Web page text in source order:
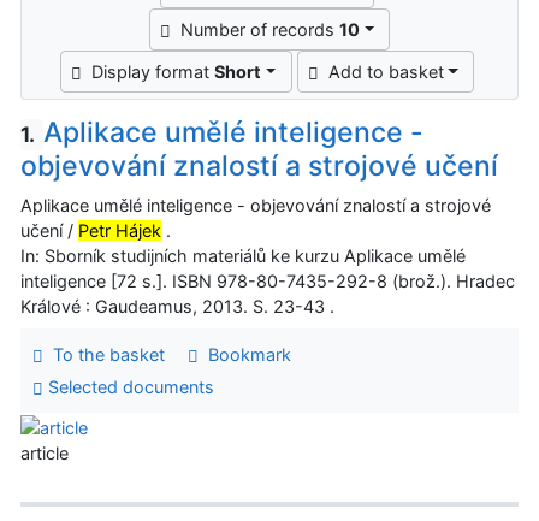
Number of records 10
Display formatShort Add to basket
1. Aplikace umělé inteligence -
objevování znalostí a strojové učení
Aplikace umělé inteligence - objevování znalostí a strojové
učení / Petr Hájek .
In: Sborník studijních materiálů ke kurzu Aplikace umělé
inteligence [72 s.]. ISBN 978-80-7435-292-8 (brož.). Hradec
Králové : Gaudeamus, 2013. S. 23-43 .
To the basket
Bookmark
Selected documents
article